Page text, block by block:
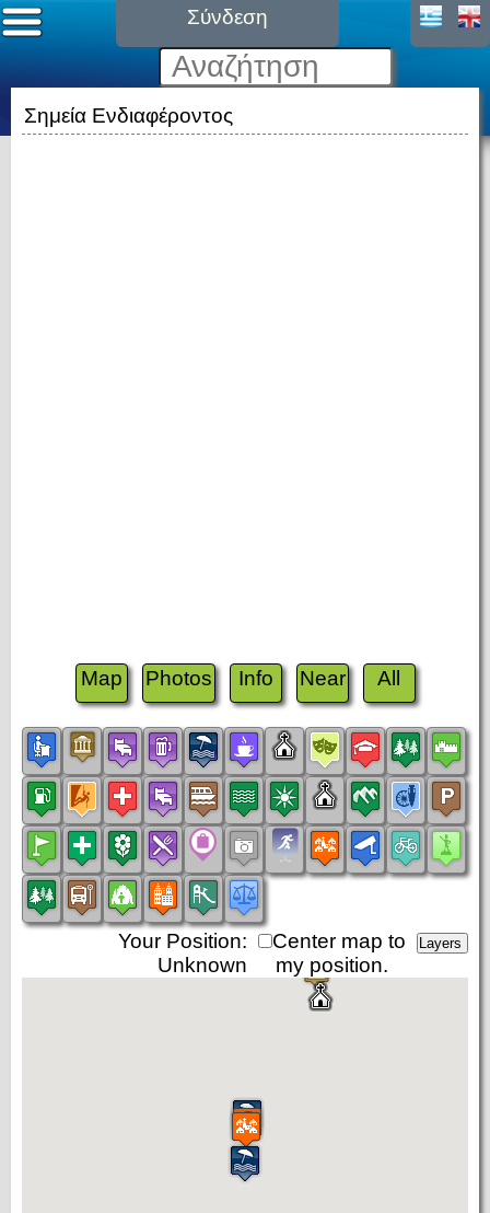
Σύνδεση
Σημεία Ενδιαφέροντος
Map Photos Info Near All
Center map to
my position.
Your Position:
Unknown